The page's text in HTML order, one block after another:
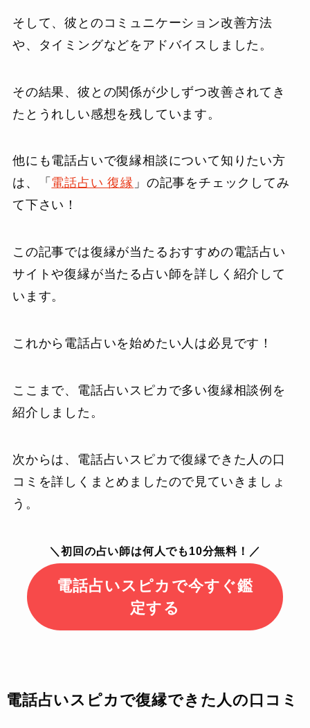
そして、彼とのコミュニケーション改善方法
や、タイミングなどをアドバイスしました。
その結果、彼との関係が少しずつ改善されてき
たとうれしい感想を残しています。
他にも電話占いで復縁相談について知りたい方
は、「 電話占い 復縁 」の記事をチェックしてみ
て下さい！
この記事では復縁が当たるおすすめの電話占い
サイトや復縁が当たる占い師を詳しく紹介して
います。
これから電話占いを始めたい人は必見です！
ここまで、電話占いスピカで多い復縁相談例を
紹介しました。
次からは、電話占いスピカで復縁できた人の口
コミを詳しくまとめましたので見ていきましょ
う。
＼初回の占い師は何人でも10分無料！／
電話占いスピカで今すぐ鑑
定する
電話占いスピカで復縁できた人の口コミ